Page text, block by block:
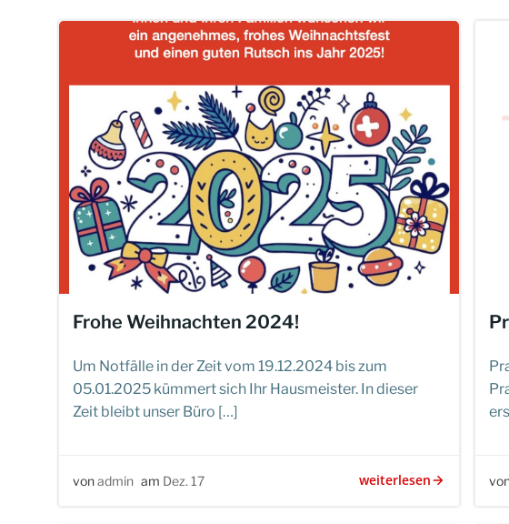
Frohe Weihnachten 2024!
Um Notfälle in der Zeit vom 19.12.2024 bis zum
05.01.2025 kümmert sich Ihr Hausmeister. In dieser
Zeit bleibt unser Büro […]
vonadmin am Dez. 17 weiterlesen